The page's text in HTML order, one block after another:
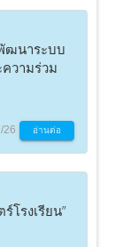
ฒนาระบบ
วามร่วม
26 อ่านต่อ
โรงเรียน”